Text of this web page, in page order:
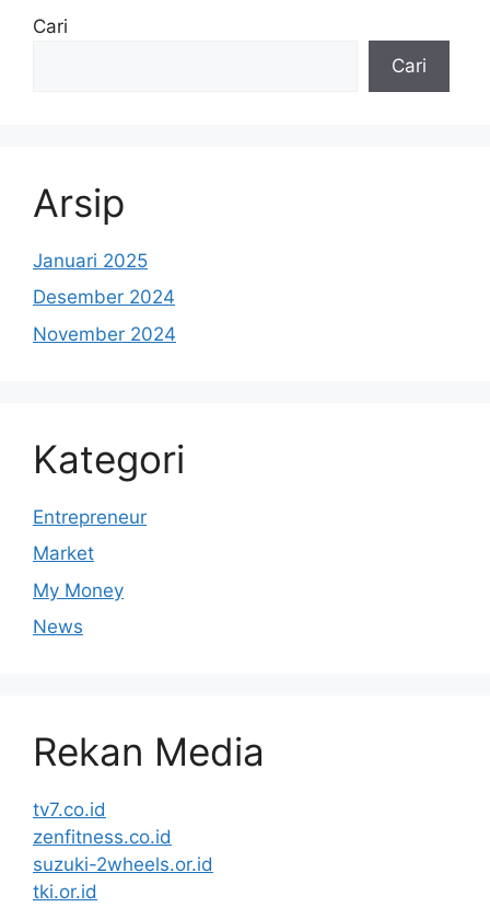
Cari
Cari
Arsip
Januari 2025
Desember 2024
November 2024
Kategori
Entrepreneur
Market
My Money
News
Rekan Media
tv7.co.id
zenfitness.co.id
suzuki-2wheels.or.id
tki.or.id